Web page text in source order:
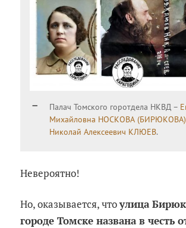
Палач Томского горотдела НКВД –
Михайловна НОСКОВА (БИРЮКОВА)
Николай Алексеевич КЛЮЕВ.
Невероятно!
Но, оказывается, чтоулица
городе Томске названа в честь